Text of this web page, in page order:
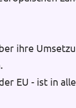
ihre
EU - ist in